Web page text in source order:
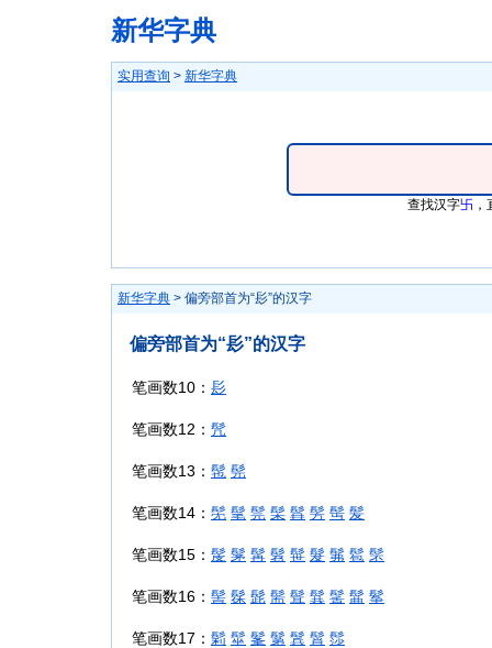
新华字典
实用查询 > 新华字典
查找汉字卐
新华字典 > 偏旁部首为“髟”的汉字
偏旁部首为“髟”的汉字
笔画数10： 髟
笔画数12： 髠
笔画数13： 髢 髡
笔画数14： 髧 髦 髨 髤 髥 髣 髩 髪
笔画数15： 髲 髳 髯 髫 髰 髮 髴 髱 髬
笔画数16： 髻 髹 髭 髵 髶 髸 髺 髷 鬇
笔画数17： 鬁 髽 髼 鬀 鬂 髾 髿